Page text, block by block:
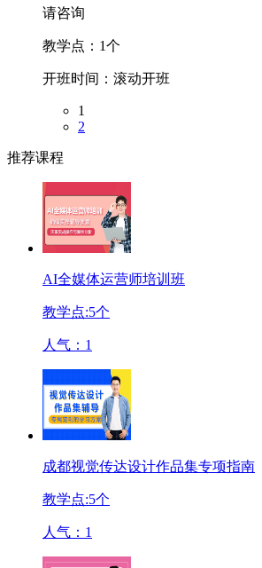
请咨询
教学点： 1个
开班时间： 滚动开班
1
2
推荐课程
AI全媒体运营师培训班
教学点:5个
人气： 1
成都视觉传达设计作品集专项指南
教学点:5个
人气： 1